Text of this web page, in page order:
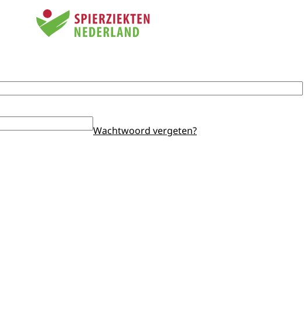
Wachtwoord vergeten?